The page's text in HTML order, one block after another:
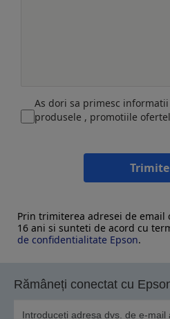
As dori sa primesc
produsele , promotiile
Prin trimiterea adresei de email
16 ani si sunteti de acord cu
de confidentialitate Epson.
Rămâneți conectat cu